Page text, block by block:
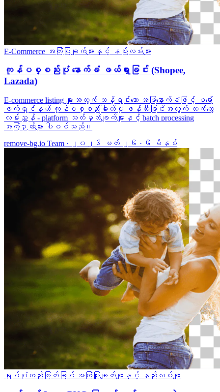
E-Commerce အကြံပြုချက်များနှင့် နည်းလမ်းများ
ကုန်ပစ္စည်းပုံ နောက်ခံ ဖယ်ရှားခြင်း (Shopee,
Lazada)
E-commerce listing များအတွက် သန့်ရှင်းသော အဖြူနောက်ခံဖြင့် ပရော်
ဖက်ရှင်နယ် ကုန်ပစ္စည်းဓါတ်ပုံ ဖန်တီးခြင်းအတွက် လက်တွေ့
လမ်းညွှန် - platform သတ်မှတ်ချက်များနှင့် batch processing
အကြံဉာဏ်များ ပါဝင်သည်။
remove-bg.io Team · ၂၀၂၆ မတ် ၂၆ · ၆ မိနစ်
ရုပ်ပုံတည်းဖြတ်ခြင်း အကြံပြုချက်များနှင့် နည်းလမ်းများ